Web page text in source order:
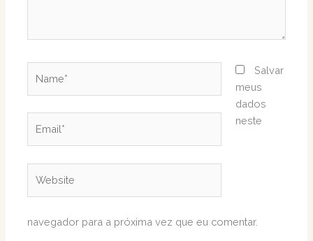
Salvar
meus
dados
neste
navegador para a próxima vez que eu comentar.